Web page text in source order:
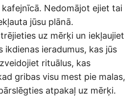
Nedomājot ejiet tai
jūsu plānā.
uz mērķi un iekļaujiet
ikdienas ieradumus, kas jūs
rituālus, kas
gribas visu mest pie malas,
atpakaļ uz mērķi.